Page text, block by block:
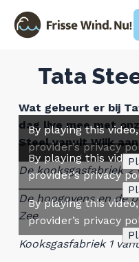
Naar navigatie
Naar de inhoud
Zoeken
naar:
Laatste nieuws
Informatie over
Informatie over
Tata
Wat gebeurt er bij
dag live mee met
Steel vanuit Wijk
By playing this
provider’s privacy
By playing this
provider’s privacy
De kooksgasfabriek 2
By playing this
provider’s privacy
De hoogovens en de
Zee
By playing this
provider’s privacy
Kooksgasfabriek 1